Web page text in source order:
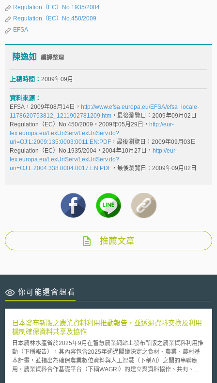
Regulation（EC）No.1935/2004
Regulation（EC）No.450/2009
EFSA
陳逸如 編譯整理
上稿時間： 2009年09月
資料來源：
EFSA，2009年08月14日， http://www.efsa.europa.eu/EFSA/efsa_locale-
1178620753812_1211902781209.htm ，最後瀏覽日：2009年09月02日
Regulation（EC）No.450/2009，2009年05月29日， http://eur-
lex.europa.eu/LexUriServ/LexUriServ.do?
uri=OJ:L:2009:135:0003:0011:EN:PDF ，最後瀏覽日：2009年09月03日
Regulation（EC）No.1935/2004，2004年10月27日， http://eur-
lex.europa.eu/LexUriServ/LexUriServ.do?
uri=OJ:L:2004:338:0004:0017:EN:PDF ，最後瀏覽日：2009年09月02日
推薦文章
你可能還會想看
日本發布新版之農業資料利用推動報告，並透過資料交換及利用
機制確保資料共享及協作
日本農林水產省於2025年9月在智慧農業網站上發布新版之農業資料利用推
動（下稱報告），其內容包含2025年通過閣議決定之食材、農業、農村基
本計畫，並指出為確保農業數位資料與人工智慧（下稱AI）之間的串聯應
用，農業資料合作基礎平台（下稱WAGRI）的建立與資料協作、共有、提